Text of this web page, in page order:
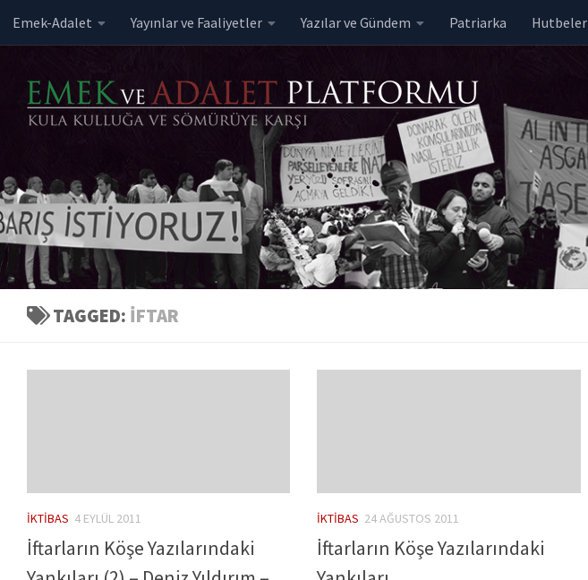
Skip to content
Emek-Adalet Yayınlar ve Faaliyetler Yazılar ve Gündem Patriarka Hutbeler
TAGGED: IFTAR
İKTIBAS 4 EYLÜL 2011
İftarların Köşe Yazılarındaki
İKTIBAS 24 AĞUSTOS 2011
İftarların Köşe Yazılarındaki